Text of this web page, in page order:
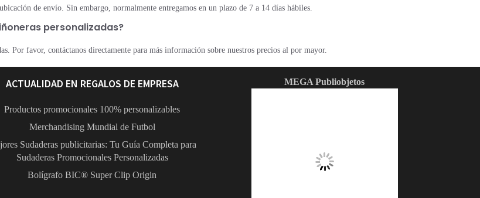
de envío. Sin embargo, normalmente entregamos en un plazo de 7 a 14 días hábiles.
personalizadas?
Por favor, contáctanos directamente para más información sobre nuestros precios al por mayor.
ACTUALIDAD EN REGALOS DE EMPRESA
Productos promocionales 100% personalizables
Merchandising Mundial de Futbol
Sudaderas publicitarias: Tu Guía Completa para
Sudaderas Promocionales Personalizadas
Bolígrafo BIC® Super Clip Origin
MEGA Publiobjetos